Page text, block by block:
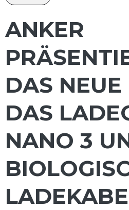
ANKER
DAS
DAS
NANO 3